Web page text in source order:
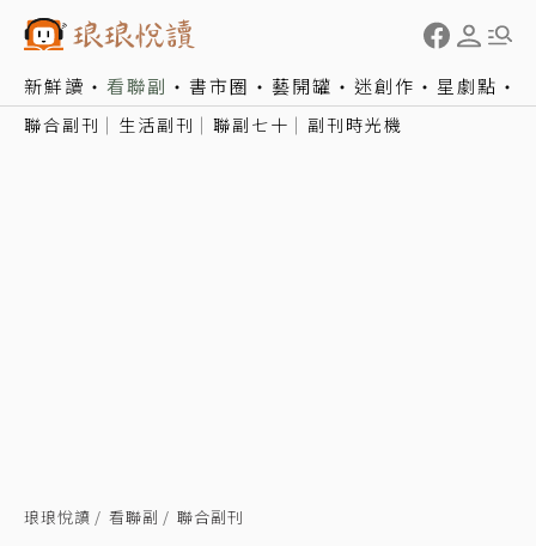
新鮮讀 看聯副 書市圈 藝開罐 迷創作 星劇點
聯合副刊 生活副刊 聯副七十 副刊時光機
琅琅悅讀 看聯副 聯合副刊